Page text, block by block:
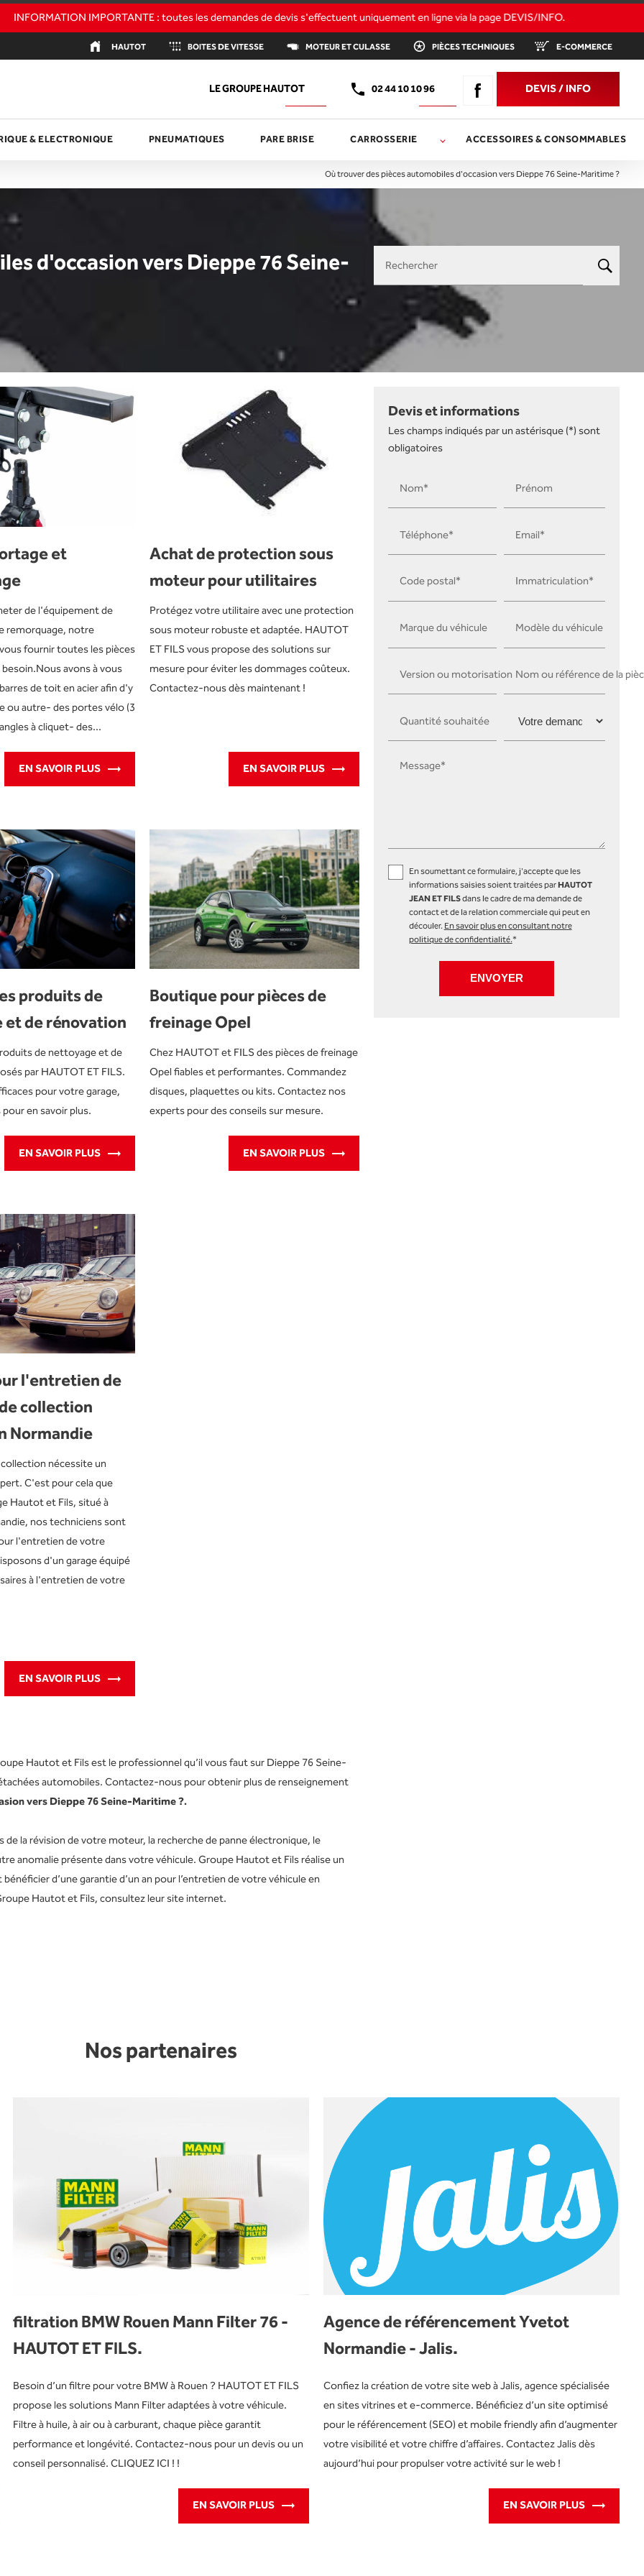
HAUTOT BOITES DE VITESSE MOTEUR ET CULASSE PIÈCES TECHNIQUES E-COMMERCE
LE GROUPE HAUTOT 02 44 10 10 96 DEVIS / INFO
& ELECTRONIQUE PNEUMATIQUES PARE BRISE CARROSSERIE ACCESSOIRES & CONSOMMABLES
Où trouver des pièces automobiles d'occasion vers Dieppe 76 Seine-Maritime ?
d'occasion vers Dieppe 76 Seine-
Rechercher
et
de l'équipement de
remorquage, notre
fournir toutes les pièces
avons à vous
de toit en acier afin d'y
ou autre- des portes vélo (3
à cliquet- des...
EN SAVOIR PLUS
Achat de protection sous
moteur pour utilitaires
Protégez votre utilitaire avec une protection
sous moteur robuste et adaptée. HAUTOT
ET FILS vous propose des solutions sur
mesure pour éviter les dommages coûteux.
Contactez-nous dès maintenant !
EN SAVOIR PLUS
produits de
de rénovation
de nettoyage et de
par HAUTOT ET FILS.
pour votre garage,
en savoir plus.
EN SAVOIR PLUS
Boutique pour pièces de
freinage Opel
Chez HAUTOT et FILS des pièces de freinage
Opel fiables et performantes. Commandez
disques, plaquettes ou kits. Contactez nos
experts pour des conseils sur mesure.
EN SAVOIR PLUS
l'entretien de
collection
Normandie
nécessite un
C'est pour cela que
Hautot et Fils, situé à
nos techniciens sont
l'entretien de votre
d'un garage équipé
à l'entretien de votre
EN SAVOIR PLUS
Hautot et Fils est le professionnel qu’il vous faut sur Dieppe 76 Seine-
automobiles. Contactez-nous pour obtenir plus de renseignement
vers Dieppe 76 Seine-Maritime ?.
la révision de votre moteur, la recherche de panne électronique, le
anomalie présente dans votre véhicule. Groupe Hautot et Fils réalise un
d’une garantie d’un an pour l’entretien de votre véhicule en
Hautot et Fils, consultez leur site internet.
Devis et informations
Les champs indiqués par un astérisque (*) sont
obligatoires
Nom* Prénom
Téléphone* Email*
Code postal* Immatriculation*
Marque du véhicule Modèle du véhicule
Version ou motorisation Nom ou référence de la
Quantité souhaitée
Message*
En soumettant ce formulaire, j'accepte que les
informations saisies soient traitées parHAUTOT
JEAN ET FILSdans le cadre de ma demande de
contact et de la relation commerciale qui peut en
découler.En savoir plus en consultant notre
politique de confidentialité.*
Nos partenaires
filtration BMW Rouen Mann Filter 76 -
HAUTOT ET FILS.
Besoin d’un filtre pour votre BMW à Rouen ? HAUTOT ET FILS
propose les solutions Mann Filter adaptées à votre véhicule.
Filtre à huile, à air ou à carburant, chaque pièce garantit
performance et longévité. Contactez-nous pour un devis ou un
conseil personnalisé. CLIQUEZ ICI ! !
EN SAVOIR PLUS
Agence de référencement Yvetot
Normandie - Jalis.
Confiez la création de votre site web à Jalis, agence spécialisée
en sites vitrines et e-commerce. Bénéficiez d’un site optimisé
pour le référencement (SEO) et mobile friendly afin d’augmenter
votre visibilité et votre chiffre d’affaires. Contactez Jalis dès
aujourd’hui pour propulser votre activité sur le web !
EN SAVOIR PLUS